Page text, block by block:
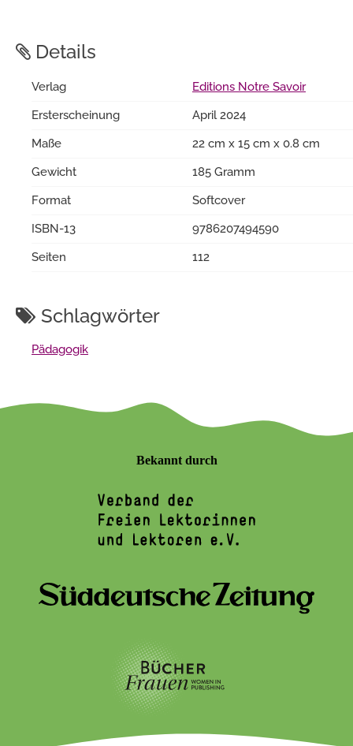
Details
Verlag
Editions Notre Savoir
Ersterscheinung
April 2024
Maße
22 cm x 15 cm x 0.8 cm
Gewicht
185 Gramm
Format
Softcover
ISBN-13
9786207494590
Seiten
112
Schlagwörter
Pädagogik
Bekannt durch